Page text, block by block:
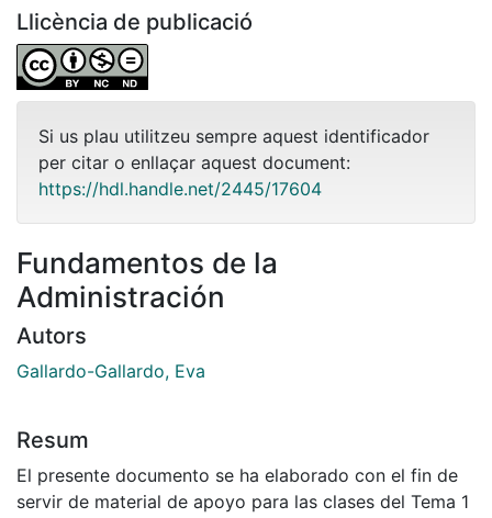
Llicència de publicació
Si us plau utilitzeu sempre aquest identificador
per citar o enllaçar aquest document:
https://hdl.handle.net/2445/17604
Fundamentos de la
Administración
Autors
Gallardo-Gallardo, Eva
Resum
El presente documento se ha elaborado con el fin de
servir de material de apoyo para las clases del Tema 1